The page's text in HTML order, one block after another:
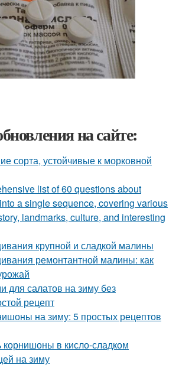
на сайте:
сорта, устойчивые к морковной
list of 60 questions about
a single sequence, covering various
landmarks, culture, and interesting
крупной и сладкой малины
ремонтантной малины: как
для салатов на зиму без
рецепт
на зиму: 5 простых рецептов
корнишоны в кисло-сладком
на зиму